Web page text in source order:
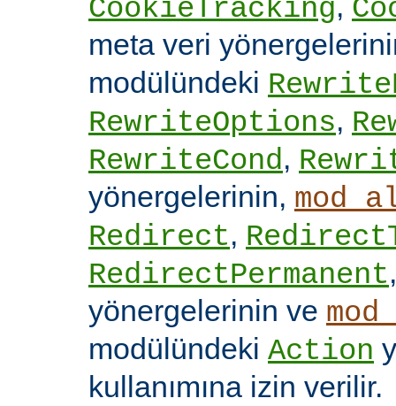
CookieTracking
meta veri
modülündeki
RewriteOptions,
RewriteCond,
yönergelerinin,
Redirect,
RedirectPermanent
yönergelerinin ve
modülündeki Action
kullanımına izin verilir.